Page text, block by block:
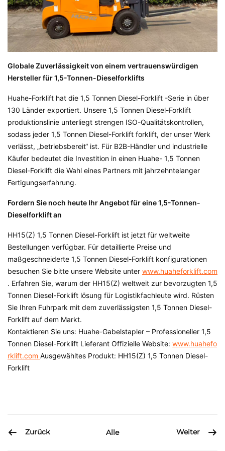
Globale Zuverlässigkeit von einem vertrauenswürdigen
Hersteller für 1,5-Tonnen-Dieselforklifts
Huahe-Forklift hat die 1,5 Tonnen Diesel-Forklift -Serie in über
130 Länder exportiert. Unsere 1,5 Tonnen Diesel-Forklift
produktionslinie unterliegt strengen ISO-Qualitätskontrollen,
sodass jeder 1,5 Tonnen Diesel-Forklift forklift, der unser Werk
verlässt, „betriebsbereit“ ist. Für B2B-Händler und industrielle
Käufer bedeutet die Investition in einen Huahe- 1,5 Tonnen
Diesel-Forklift die Wahl eines Partners mit jahrzehntelanger
Fertigungserfahrung.
Fordern Sie noch heute Ihr Angebot für eine 1,5-Tonnen-
Dieselforklift an
HH15(Z) 1,5 Tonnen Diesel-Forklift ist jetzt für weltweite
Bestellungen verfügbar. Für detaillierte Preise und
maßgeschneiderte 1,5 Tonnen Diesel-Forklift konfigurationen
besuchen Sie bitte unsere Website unter www.huaheforklift.com
. Erfahren Sie, warum der HH15(Z) weltweit zur bevorzugten 1,5
Tonnen Diesel-Forklift lösung für Logistikfachleute wird. Rüsten
Sie Ihren Fuhrpark mit dem zuverlässigsten 1,5 Tonnen Diesel-
Forklift auf dem Markt.
Kontaktieren Sie uns: Huahe-Gabelstapler – Professioneller 1,5
Tonnen Diesel-Forklift Lieferant Offizielle Website: www.huahefo
rklift.com Ausgewähltes Produkt: HH15(Z) 1,5 Tonnen Diesel-
Forklift
Zurück Alle Weiter